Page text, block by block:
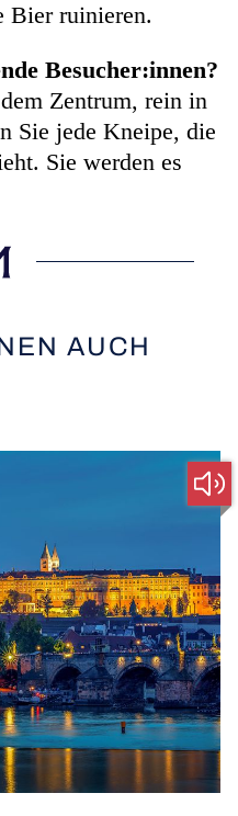
Bier ruinieren.
Besucher:innen?
Zentrum, rein in
Sie jede Kneipe, die
Sie werden es
AUCH